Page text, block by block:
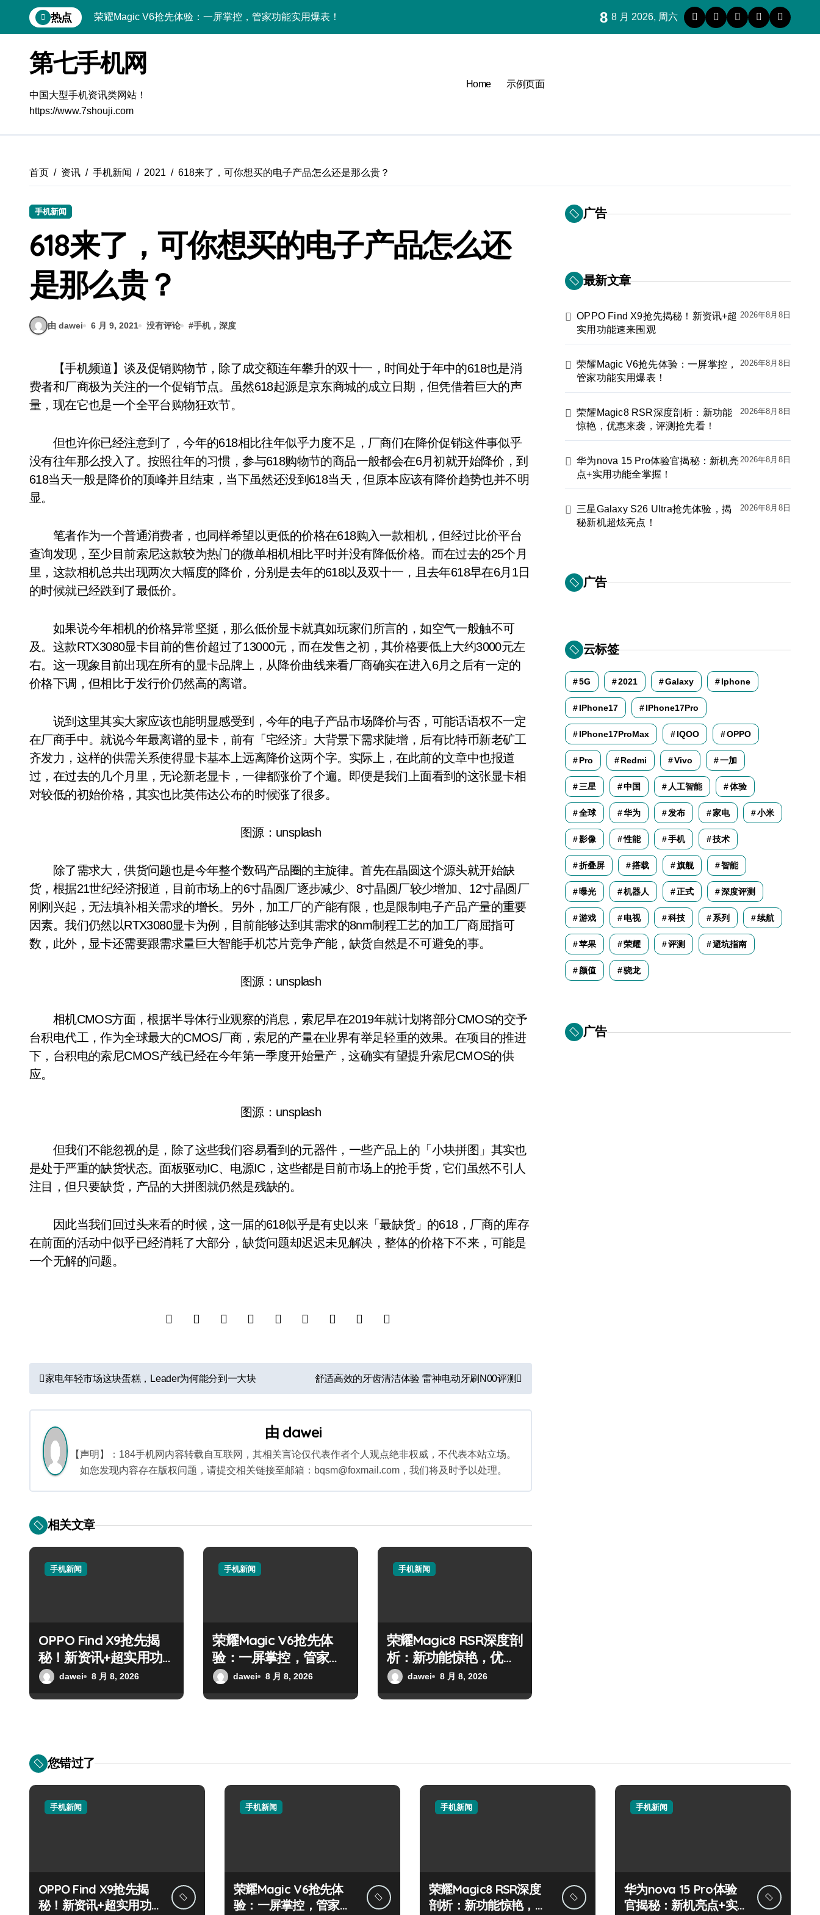
到
热点 荣耀Magic V6抢先体验：一屏掌控，管家功能实用爆表！
华为nova 15 Pro体验官揭秘：新机亮点+实用功能全掌握！
三星Galaxy S26 Ultra抢先体验，揭秘新机超炫亮点！
荣耀ROBOT PHONE在手，资讯动态随时速递不落后！
手机体验官揭秘：三星Galaxy Z Flip7 FE新机抢先看！
小米17 Pro Max在手，资讯动态一机全览无遗漏！
OPPO Find X9抢先揭秘！新资讯+超实用功能速来围观
8 8 月 2026, 周六
第七手机网
中国大型手机资讯类网站！
https://www.7shouji.com
Home 示例页面
首页 资讯 手机新闻 2021 618来了，可你想买的电子产品怎么还是那么贵？
手机新闻
618来了，可你想买的电子产品怎么还
是那么贵？
由 dawei 6 月 9, 2021 没有评论 #手机，深度
【手机频道】谈及促销购物节，除了成交额连年攀升的双十一，时间处于年中的618也是消
费者和厂商极为关注的一个促销节点。虽然618起源是京东商城的成立日期，但凭借着巨大的声
量，现在它也是一个全平台购物狂欢节。
但也许你已经注意到了，今年的618相比往年似乎力度不足，厂商们在降价促销这件事似乎
没有往年那么投入了。按照往年的习惯，参与618购物节的商品一般都会在6月初就开始降价，到
618当天一般是降价的顶峰并且结束，当下虽然还没到618当天，但原本应该有降价趋势也并不明
显。
笔者作为一个普通消费者，也同样希望以更低的价格在618购入一款相机，但经过比价平台
查询发现，至少目前索尼这款较为热门的微单相机相比平时并没有降低价格。而在过去的25个月
里，这款相机总共出现两次大幅度的降价，分别是去年的618以及双十一，且去年618早在6月1日
的时候就已经跌到了最低价。
如果说今年相机的价格异常坚挺，那么低价显卡就真如玩家们所言的，如空气一般触不可
及。这款RTX3080显卡目前的售价超过了13000元，而在发售之初，其价格要低上大约3000元左
右。这一现象目前出现在所有的显卡品牌上，从降价曲线来看厂商确实在进入6月之后有一定的
价格下调，但相比于发行价仍然高的离谱。
说到这里其实大家应该也能明显感受到，今年的电子产品市场降价与否，可能话语权不一定
在厂商手中。就说今年最离谱的显卡，前有「宅经济」大背景下需求陡增，后有比特币新老矿工
齐发力，这样的供需关系使得显卡基本上远离降价这两个字。实际上，在此前的文章中也报道
过，在过去的几个月里，无论新老显卡，一律都涨价了个遍。即便是我们上面看到的这张显卡相
对较低的初始价格，其实也比英伟达公布的时候涨了很多。
图源：unsplash
除了需求大，供货问题也是今年整个数码产品圈的主旋律。首先在晶圆这个源头就开始缺
货，根据21世纪经济报道，目前市场上的6寸晶圆厂逐步减少、8寸晶圆厂较少增加、12寸晶圆厂
刚刚兴起，无法填补相关需求的增长。另外，加工厂的产能有限，也是限制电子产品产量的重要
因素。我们仍然以RTX3080显卡为例，目前能够达到其需求的8nm制程工艺的加工厂商屈指可
数，此外，显卡还需要跟需求量巨大智能手机芯片竞争产能，缺货自然是不可避免的事。
图源：unsplash
相机CMOS方面，根据半导体行业观察的消息，索尼早在2019年就计划将部分CMOS的交予
台积电代工，作为全球最大的CMOS厂商，索尼的产量在业界有举足轻重的效果。在项目的推进
下，台积电的索尼CMOS产线已经在今年第一季度开始量产，这确实有望提升索尼CMOS的供
应。
图源：unsplash
但我们不能忽视的是，除了这些我们容易看到的元器件，一些产品上的「小块拼图」其实也
是处于严重的缺货状态。面板驱动IC、电源IC，这些都是目前市场上的抢手货，它们虽然不引人
注目，但只要缺货，产品的大拼图就仍然是残缺的。
因此当我们回过头来看的时候，这一届的618似乎是有史以来「最缺货」的618，厂商的库存
在前面的活动中似乎已经消耗了大部分，缺货问题却迟迟未见解决，整体的价格下不来，可能是
一个无解的问题。
文
章
导
航
家电年轻市场这块蛋糕，Leader为何能分到一大块 舒适高效的牙齿清洁体验 雷神电动牙刷N00评测
由 dawei
【声明】：184手机网内容转载自互联网，其相关言论仅代表作者个人观点绝非权威，不代表本站立场。
如您发现内容存在版权问题，请提交相关链接至邮箱：bqsm@foxmail.com，我们将及时予以处理。
相关文章
手机新闻
OPPO Find X9抢先揭
秘！新资讯+超实用功
能速来围观
dawei 8 月 8, 2026
手机新闻
荣耀Magic V6抢先体
验：一屏掌控，管家功
能实用爆表！
dawei 8 月 8, 2026
手机新闻
荣耀Magic8 RSR深度剖
析：新功能惊艳，优惠
来袭，评测抢先看！
dawei 8 月 8, 2026
广告
最新文章
OPPO Find X9抢先揭秘！新资讯+超
实用功能速来围观
2026年8月8日
荣耀Magic V6抢先体验：一屏掌控，
管家功能实用爆表！
2026年8月8日
荣耀Magic8 RSR深度剖析：新功能
惊艳，优惠来袭，评测抢先看！
2026年8月8日
华为nova 15 Pro体验官揭秘：新机亮
点+实用功能全掌握！
2026年8月8日
三星Galaxy S26 Ultra抢先体验，揭
秘新机超炫亮点！
2026年8月8日
广告
云标签
5G 2021 Galaxy Iphone
IPhone17 IPhone17Pro
IPhone17ProMax IQOO OPPO
Pro Redmi Vivo 一加
三星 中国 人工智能 体验
全球 华为 发布 家电 小米
影像 性能 手机 技术
折叠屏 搭载 旗舰 智能
曝光 机器人 正式 深度评测
游戏 电视 科技 系列 续航
苹果 荣耀 评测 避坑指南
颜值 骁龙
广告
您错过了
手机新闻
OPPO Find X9抢先揭
秘！新资讯+超实用功
手机新闻
荣耀Magic V6抢先体
验：一屏掌控，管家功
手机新闻
荣耀Magic8 RSR深度
剖析：新功能惊艳，优
手机新闻
华为nova 15 Pro体验
官揭秘：新机亮点+实